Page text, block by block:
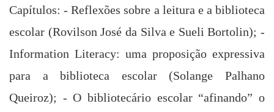
Capítulos: - Reflexões sobre a leitura e a biblioteca
escolar (Rovilson José da Silva e Sueli Bortolin); -
Information Literacy: uma proposição expressiva
para a biblioteca escolar(Solange Palhano
Queiroz); - O bibliotecário escolar “afinando” o